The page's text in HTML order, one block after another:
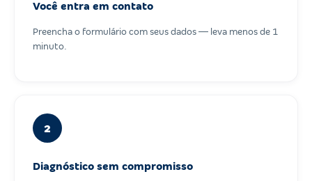
Você entra em contato
Preencha o formulário com seus dados — leva menos de 1
minuto.
2
Diagnóstico sem compromisso